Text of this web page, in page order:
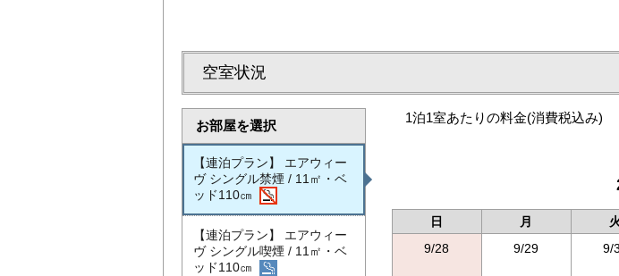
空室状況
お部屋を選択
【連泊プラン】 エアウィー
ヴ シングル禁煙 / 11㎡・ベ
ッド110㎝
【連泊プラン】 エアウィー
ヴ シングル喫煙 / 11㎡・ベ
ッド110㎝
1泊1室あたりの料金(消費税込み)
日 月
9/28
9/29 9/